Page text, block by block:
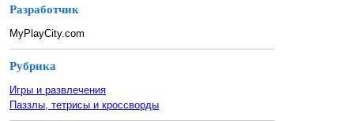
Разработчик
MyPlayCity.com
Рубрика
Игры и развлечения
Паззлы, тетрисы и кроссворды